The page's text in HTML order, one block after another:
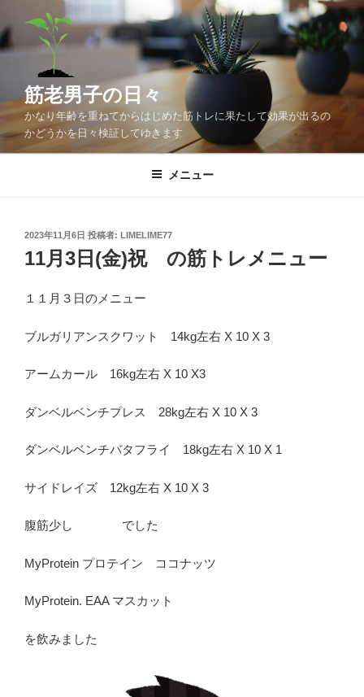
ン
テ
へ
筋老男子の日々
かなり年齢を重ねてからはじめた筋トレに果たして効果が出るの
かどうかを日々検証してゆきます
メニュー
投
稿
日:
2023年11月6日 投稿者: LIMELIME77
11月3日(金)祝 の筋トレメニュー
１１月３日のメニュー
ブルガリアンスクワット 14kg左右 X 10 X 3
アームカール 16kg左右 X 10 X3
ダンベルベンチプレス 28kg左右 X 10 X 3
ダンベルベンチバタフライ 18kg左右 X 10 X 1
サイドレイズ 12kg左右 X 10 X 3
腹筋少し でした
MyProtein プロテイン ココナッツ
MyProtein. EAA マスカット
を飲みました